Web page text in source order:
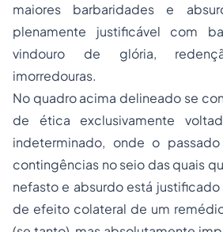
maiores barbaridades e
plenamente justificável com
vindouro de glória,
imorredouras.
No quadro acima delineado se
de ética exclusivamente
indeterminado, onde o
contingências no seio das quais
nefasto e absurdo está
de efeito colateral de um